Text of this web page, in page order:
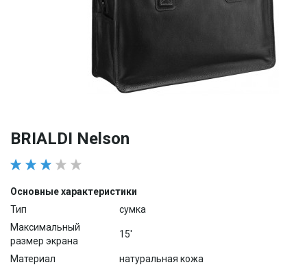
BRIALDI Nelson
Основные характеристики
Тип
сумка
Максимальный
размер экрана
15'
Материал
натуральная кожа